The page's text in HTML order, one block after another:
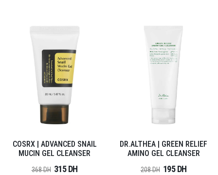
COSRX | ADVANCED SNAIL
MUCIN GEL CLEANSER
368 DH 315 DH
DR.ALTHEA | GREEN RELIEF
AMINO GEL CLEANSER
208 DH 195 DH